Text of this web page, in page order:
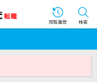
閲覧履歴 検索